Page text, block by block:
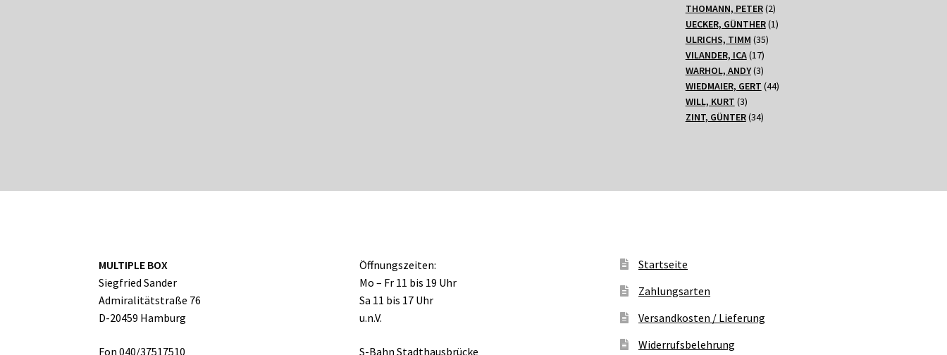
Produkte
THOMANN, PETER 22
Produkte
UECKER, GÜNTHER 11
ULRICHS, TIMM 3535
VILANDER, ICA 1717
Produkte
WARHOL, ANDY 33
Produkte
WIEDMAIER, GERT 4444
WILL, KURT 33
Produkte
ZINT, GÜNTER 3434
MULTIPLE BOX
Siegfried Sander
Admiralitätstraße 76
D-20459 Hamburg
Fon 040/37517510
Öffnungszeiten:
Mo – Fr 11 bis 19 Uhr
Sa 11 bis 17 Uhr
u.n.V.
S-Bahn Stadthausbrücke
Startseite
Zahlungsarten
Versandkosten / Lieferung
Widerrufsbelehrung